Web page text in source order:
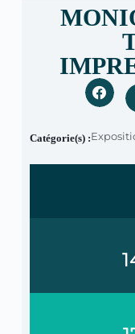
Catégorie(s) :